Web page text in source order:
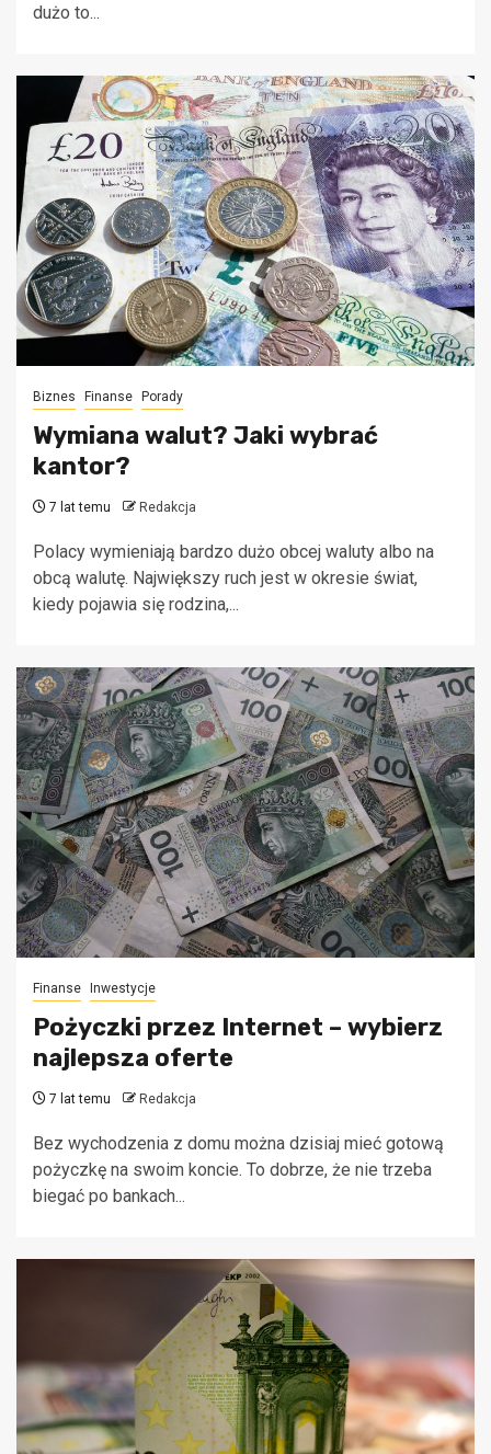
dużo to...
Biznes Finanse Porady
Wymiana walut? Jaki wybrać
kantor?
7 lat temu Redakcja
Polacy wymieniają bardzo dużo obcej waluty albo na
obcą walutę. Największy ruch jest w okresie świat,
kiedy pojawia się rodzina,...
Finanse Inwestycje
Pożyczki przez Internet – wybierz
najlepsza oferte
7 lat temu Redakcja
Bez wychodzenia z domu można dzisiaj mieć gotową
pożyczkę na swoim koncie. To dobrze, że nie trzeba
biegać po bankach...